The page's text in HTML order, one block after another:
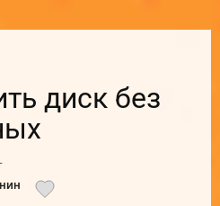
диск без